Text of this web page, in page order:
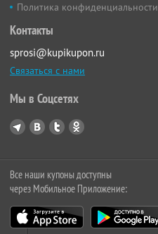
Политика конфиденциальности
Контакты
sprosi@kupikupon.ru
Связаться с нами
Мы в Соцсетях
Все наши купоны доступны
через Мобильное Приложение: